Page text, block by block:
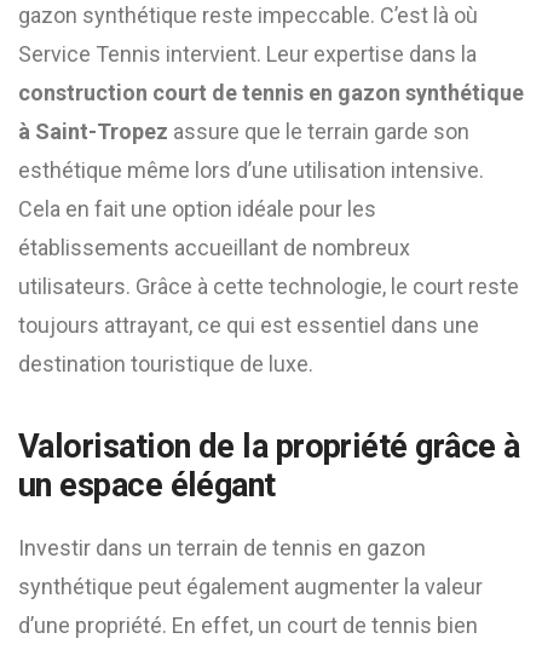
gazon synthétique reste impeccable. C’est là où
Service Tennis intervient. Leur expertise dans la
construction court de tennis en gazon synthétique
à Saint-Tropez assure que le terrain garde son
esthétique même lors d’une utilisation intensive.
Cela en fait une option idéale pour les
établissements accueillant de nombreux
utilisateurs. Grâce à cette technologie, le court reste
toujours attrayant, ce qui est essentiel dans une
destination touristique de luxe.
Valorisation de la propriété grâce à
un espace élégant
Investir dans un terrain de tennis en gazon
synthétique peut également augmenter la valeur
d’une propriété. En effet, un court de tennis bien